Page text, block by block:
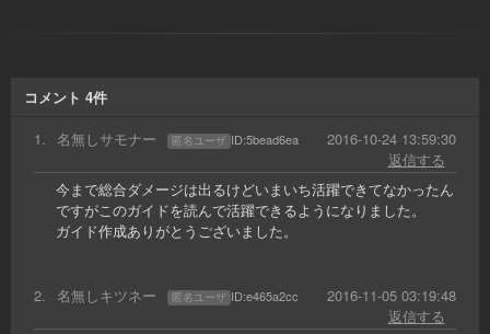
コメント 4件
1. 名無しサモナー 匿名ユーザ ID:5bead6ea
2016-10-24 13:59:30
返信する
今まで総合ダメージは出るけどいまいち活躍できてなかったん
ですがこのガイドを読んで活躍できるようになりました。
ガイド作成ありがとうございました。
2. 名無しキツネー 匿名ユーザ ID:e465a2cc
2016-11-05 03:19:48
返信する